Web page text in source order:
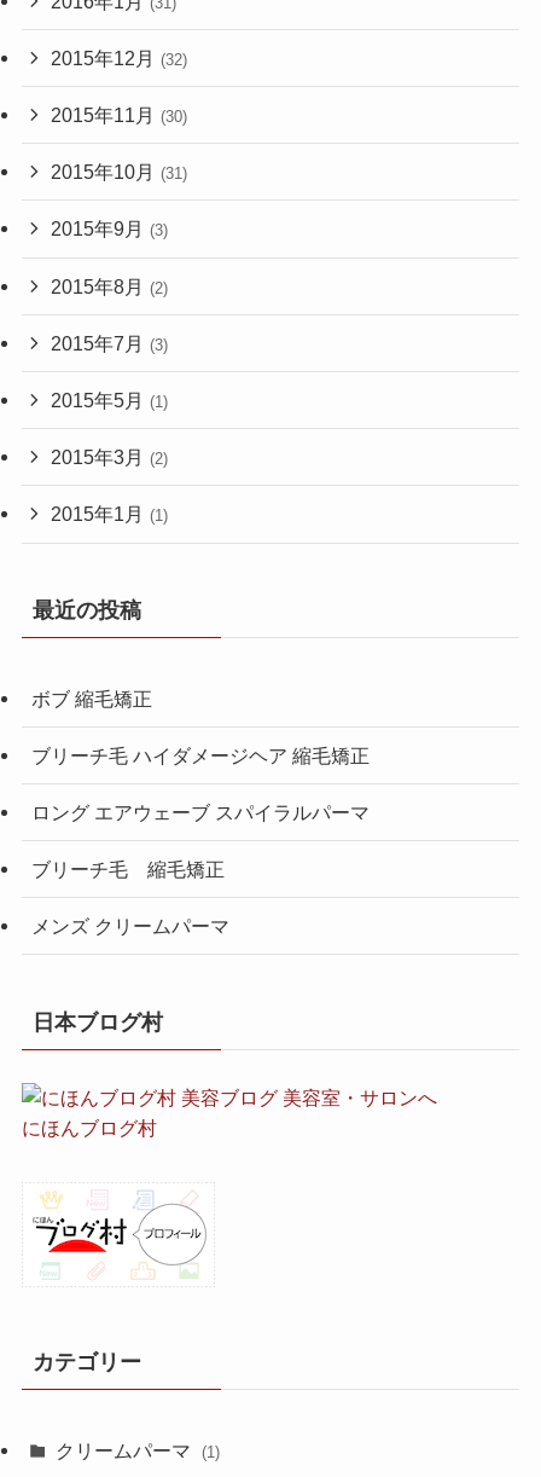
2015年12月 (32)
2015年11月 (30)
2015年10月 (31)
2015年9月 (3)
2015年8月 (2)
2015年7月 (3)
2015年5月 (1)
2015年3月 (2)
2015年1月 (1)
最近の投稿
ボブ 縮毛矯正
ブリーチ毛 ハイダメージヘア 縮毛矯正
ロング エアウェーブ スパイラルパーマ
ブリーチ毛 縮毛矯正
メンズ クリームパーマ
日本ブログ村
にほんブログ村
カテゴリー
クリームパーマ (1)